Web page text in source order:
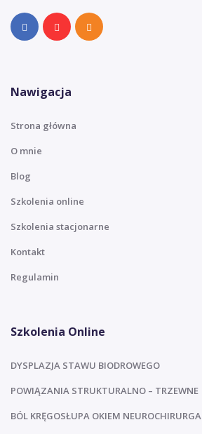
Nawigacja
Strona główna
O mnie
Blog
Szkolenia online
Szkolenia stacjonarne
Kontakt
Regulamin
Szkolenia Online
DYSPLAZJA STAWU BIODROWEGO
POWIĄZANIA STRUKTURALNO – TRZEWNE
BÓL KRĘGOSŁUPA OKIEM NEUROCHIRURGA